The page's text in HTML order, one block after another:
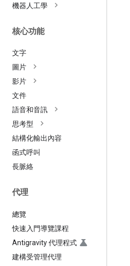
機器人工學
核心功能
文字
圖片
影片
文件
語音和音訊
思考型
結構化輸出內容
函式呼叫
長脈絡
代理
總覽
快速入門導覽課程
Antigravity 代理程式
建構受管理代理